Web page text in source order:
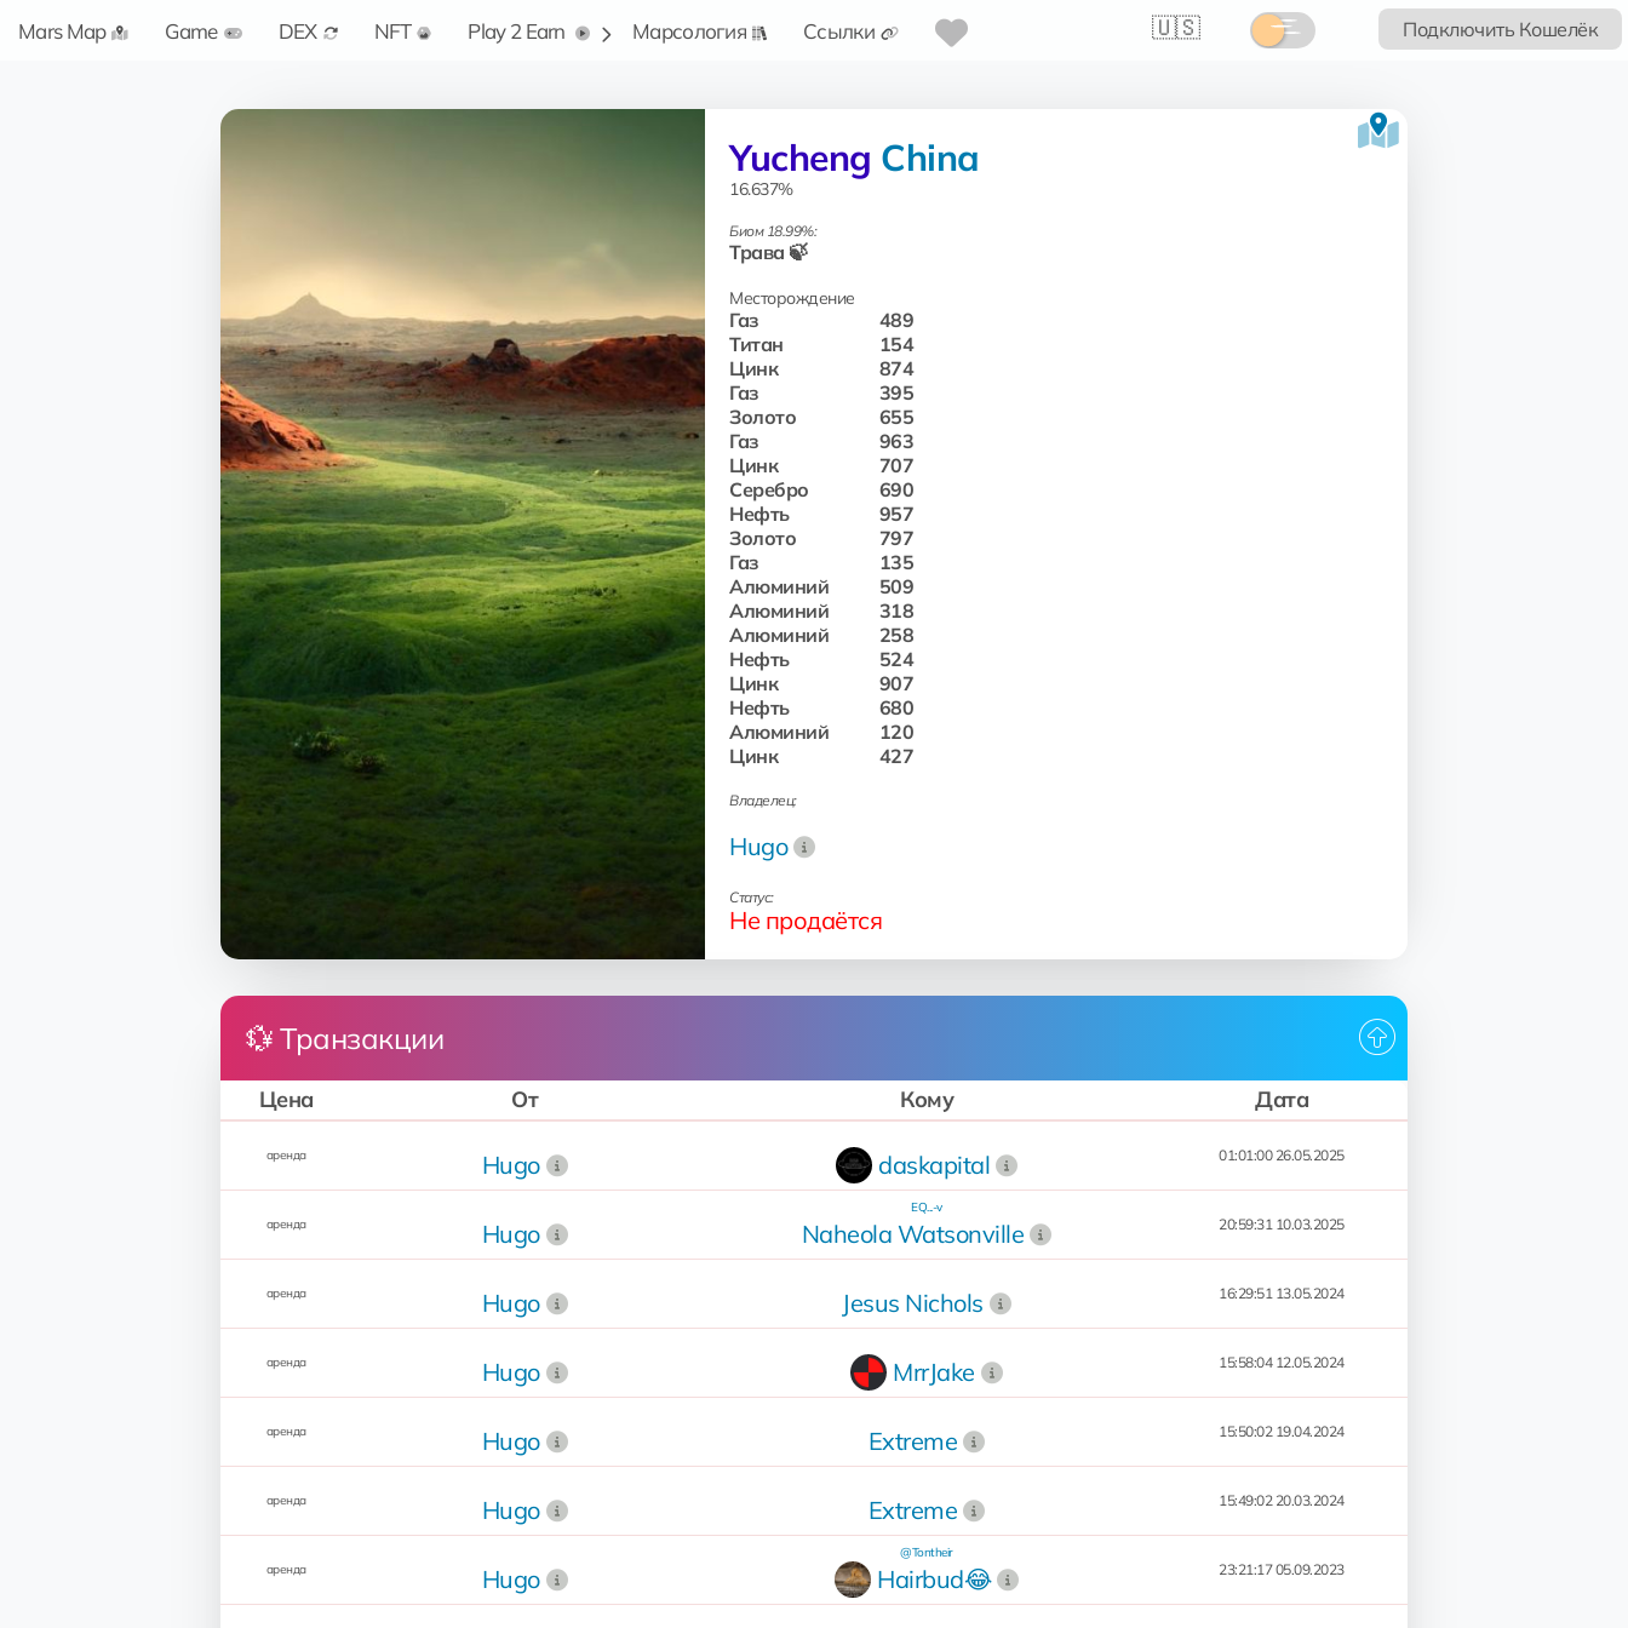
🇺🇸 Подключить Кошелёк
Mars Map Game DEX NFT Play 2 Earn Марсология Ссылки
Yucheng China
16.637%
Биом 18.99%:
Трава 🍃
Месторождение
Газ
489
Титан
154
Цинк
874
Газ
395
Золото
655
Газ
963
Цинк
707
Серебро
690
Нефть
957
Золото
797
Газ
135
Алюминий
509
Алюминий
318
Алюминий
258
Нефть
524
Цинк
907
Нефть
680
Алюминий
120
Цинк
427
Владелец:
Hugo
Статус:
Не продаётся
💱 Транзакции
Цена От Кому Дата
аренда Hugo daskapital 01:01:00 26.05.2025
аренда Hugo Naheola Watsonville
EQ...-v
20:59:31 10.03.2025
аренда Hugo Jesus Nichols 16:29:51 13.05.2024
аренда Hugo MrrJake 15:58:04 12.05.2024
аренда Hugo Extreme 15:50:02 19.04.2024
аренда Hugo Extreme 15:49:02 20.03.2024
аренда Hugo Hairbud😂
@Tontheir
23:21:17 05.09.2023